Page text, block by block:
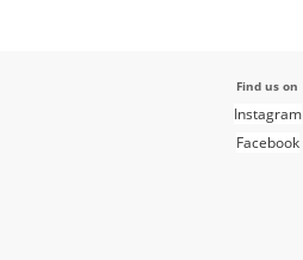
Find us on
Instagram
Facebook